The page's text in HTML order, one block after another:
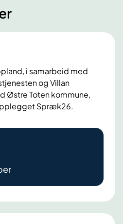
i samarbeid med
og Villan
Østre Toten kommune,
Spræk26.